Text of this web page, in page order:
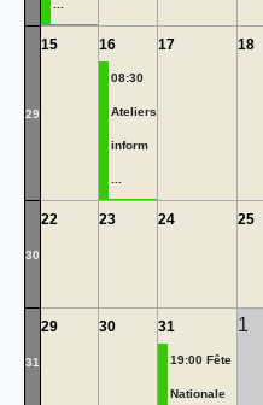
29
15 16
08:30
Ateliers
inform
17 18
30
22 23 24 25
31
29 30 31
19:00 Fête
Nationale
1